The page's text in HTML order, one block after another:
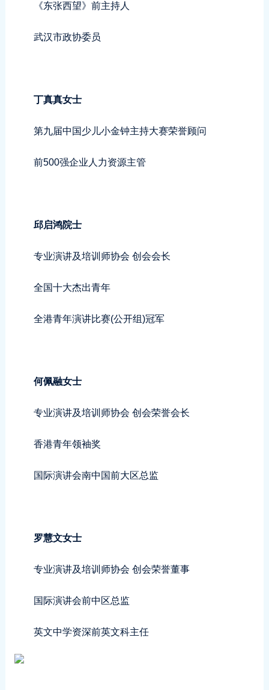
《东张西望》前主持人
武汉市政协委员
丁真真女士
第九届中国少儿小金钟主持大赛荣誉顾问
前500强企业人力资源主管
邱启鸿院士
专业演讲及培训师协会 创会会长
全国十大杰出青年
全港青年演讲比赛(公开组)冠军
何佩融女士
专业演讲及培训师协会 创会荣誉会长
香港青年领袖奖
国际演讲会南中国前大区总监
罗慧文女士
专业演讲及培训师协会 创会荣誉董事
国际演讲会前中区总监
英文中学资深前英文科主任